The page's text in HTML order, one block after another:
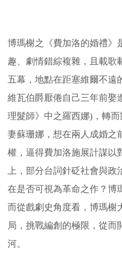
博瑪榭之《費加洛的婚禮》
趣、劇情錯綜複雜，且載歌
五幕，地點在距塞維爾不遠
維瓦伯爵厭倦自己三年前娶
理髮師》中之羅西娜)，轉
妻蘇珊娜，想在兩人成婚之
權，逼得費加洛施展計謀以
上，部分台詞針砭社會與
在是否可視為革命之作？博
而從戲劇史角度看，博瑪榭
局，挑戰編創的極限，從而
河。